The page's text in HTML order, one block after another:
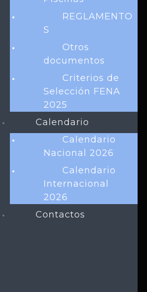
Polo Acuático
LINKS RÁPIDOS
Ley de transparencia
Facturación electrónica
REGLAMENTO
S
Otros
documentos
Criterios de
Selección FENA
2025
Calendario
Calendario
Nacional 2026
Calendario
Internacional
2026
Contactos